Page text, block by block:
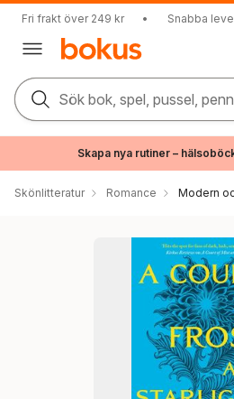
Fri frakt över 249 kr • Snabba
Sök bok, spel, pussel,
Skapa nya rutiner –
Skönlitteratur Romance Modern